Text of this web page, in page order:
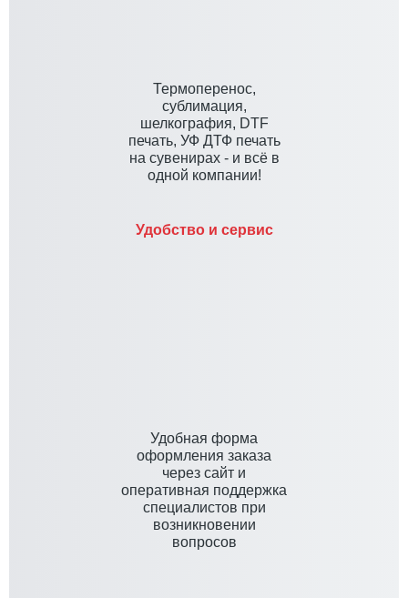
Термоперенос,
сублимация,
шелкография, DTF
печать, УФ ДТФ печать
на сувенирах - и всё в
одной компании!
Удобство и сервис
Удобная форма
оформления заказа
через сайт и
оперативная поддержка
специалистов при
возникновении
вопросов